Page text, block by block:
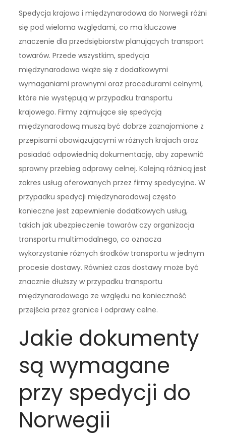
Spedycja krajowa i międzynarodowa do Norwegii różni
się pod wieloma względami, co ma kluczowe
znaczenie dla przedsiębiorstw planujących transport
towarów. Przede wszystkim, spedycja
międzynarodowa wiąże się z dodatkowymi
wymaganiami prawnymi oraz procedurami celnymi,
które nie występują w przypadku transportu
krajowego. Firmy zajmujące się spedycją
międzynarodową muszą być dobrze zaznajomione z
przepisami obowiązującymi w różnych krajach oraz
posiadać odpowiednią dokumentację, aby zapewnić
sprawny przebieg odprawy celnej. Kolejną różnicą jest
zakres usług oferowanych przez firmy spedycyjne. W
przypadku spedycji międzynarodowej często
konieczne jest zapewnienie dodatkowych usług,
takich jak ubezpieczenie towarów czy organizacja
transportu multimodalnego, co oznacza
wykorzystanie różnych środków transportu w jednym
procesie dostawy. Również czas dostawy może być
znacznie dłuższy w przypadku transportu
międzynarodowego ze względu na konieczność
przejścia przez granice i odprawy celne.
Jakie dokumenty
są wymagane
przy spedycji do
Norwegii